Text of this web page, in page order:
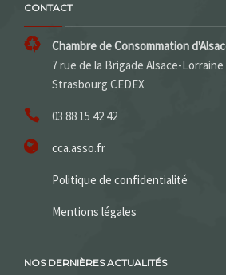
CONTACT
Chambre de Consommation
7 rue de la Brigade Alsace-Lorraine
Strasbourg CEDEX
03 88 15 42 42
cca.asso.fr
Politique de confidentialité
Mentions légales
NOS DERNIÈRES ACTUALITÉS